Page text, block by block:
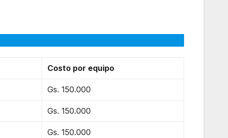
Costo por equipo
Gs. 150.000
Gs. 150.000
Gs. 150.000